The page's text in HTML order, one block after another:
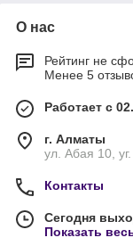
О нас
Рейтинг не
Менее 5
Работает с
г. Алматы
ул. Абая 10,
Контакты
Сегодня
Показать